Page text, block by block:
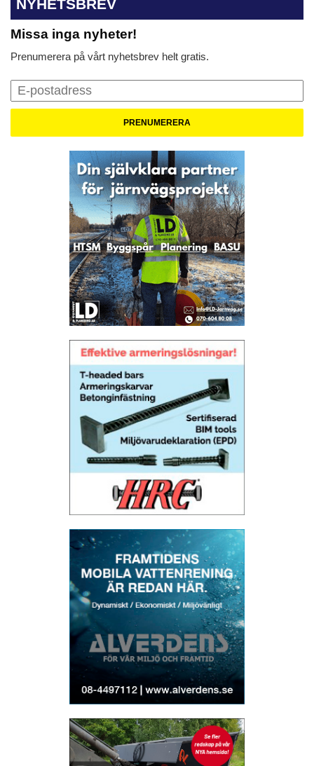
NYHETSBREV
Missa inga nyheter!
Prenumerera på vårt nyhetsbrev helt gratis.